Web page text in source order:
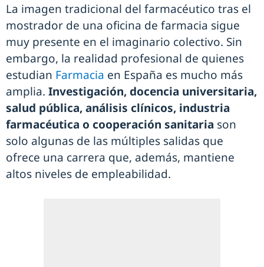
La imagen tradicional del farmacéutico tras el
mostrador de una oficina de farmacia sigue
muy presente en el imaginario colectivo. Sin
embargo, la realidad profesional de quienes
estudian Farmacia en España es mucho más
amplia. Investigación, docencia universitaria,
salud pública, análisis clínicos, industria
farmacéutica o cooperación sanitaria son
solo algunas de las múltiples salidas que
ofrece una carrera que, además, mantiene
altos niveles de empleabilidad.